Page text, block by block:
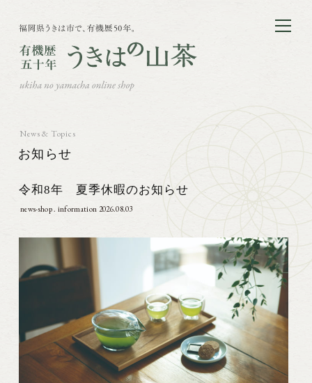
News & Topics
お知らせ
令和8年 夏季休暇のお知らせ
news-shop . information 2026.08.03